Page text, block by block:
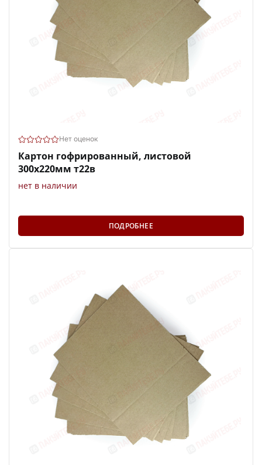
Нет оценок
Картон гофрированный, листовой
300х220мм т22в
нет в наличии
ПОДРОБНЕЕ